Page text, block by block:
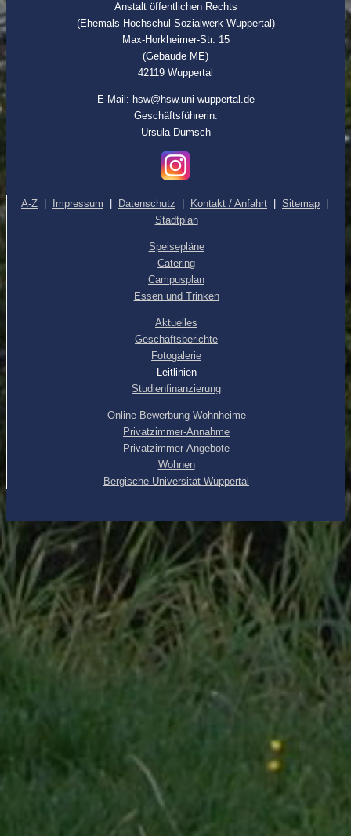
Anstalt öffentlichen Rechts
(Ehemals Hochschul-Sozialwerk Wuppertal)
Max-Horkheimer-Str. 15
(Gebäude ME)
42119 Wuppertal
E-Mail: hsw@hsw.uni-wuppertal.de
Geschäftsführerin:
Ursula Dumsch
A-Z Impressum Datenschutz Kontakt / Anfahrt Sitemap
Stadtplan
Speisepläne
Catering
Campusplan
Essen und Trinken
Aktuelles
Geschäftsberichte
Fotogalerie
Leitlinien
Studienfinanzierung
Online-Bewerbung Wohnheime
Privatzimmer-Annahme
Privatzimmer-Angebote
Wohnen
Bergische Universität Wuppertal